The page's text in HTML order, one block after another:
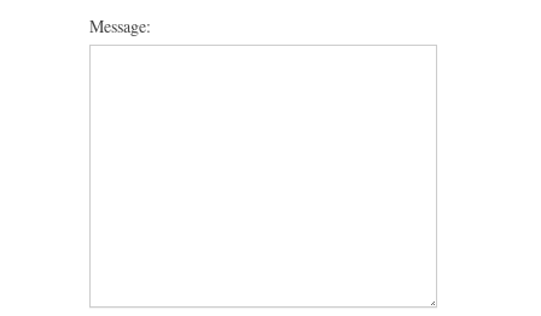
Message: